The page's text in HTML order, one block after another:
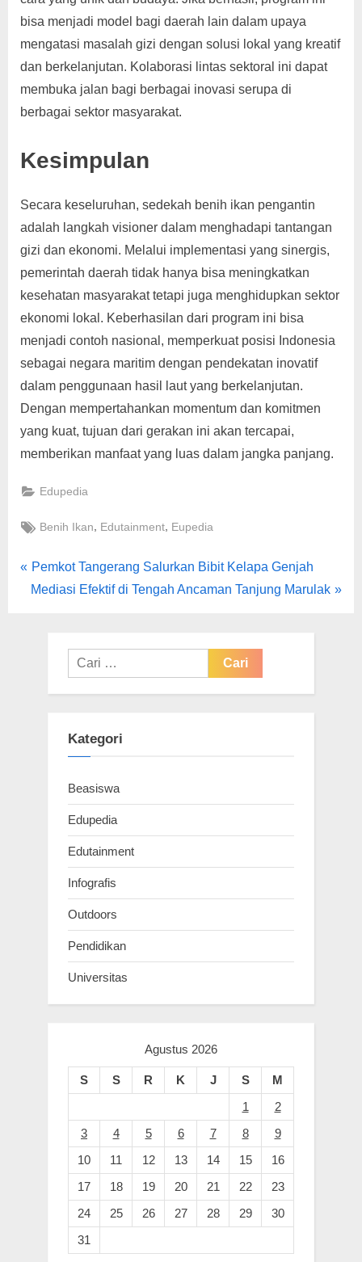
bisa menjadi model bagi daerah lain dalam upaya
mengatasi masalah gizi dengan solusi lokal yang kreatif
dan berkelanjutan. Kolaborasi lintas sektoral ini dapat
membuka jalan bagi berbagai inovasi serupa di
berbagai sektor masyarakat.
Kesimpulan
Secara keseluruhan, sedekah benih ikan pengantin
adalah langkah visioner dalam menghadapi tantangan
gizi dan ekonomi. Melalui implementasi yang sinergis,
pemerintah daerah tidak hanya bisa meningkatkan
kesehatan masyarakat tetapi juga menghidupkan sektor
ekonomi lokal. Keberhasilan dari program ini bisa
menjadi contoh nasional, memperkuat posisi Indonesia
sebagai negara maritim dengan pendekatan inovatif
dalam penggunaan hasil laut yang berkelanjutan.
Dengan mempertahankan momentum dan komitmen
yang kuat, tujuan dari gerakan ini akan tercapai,
memberikan manfaat yang luas dalam jangka panjang.
Edupedia
Tags:
Benih Ikan, Edutainment, Eupedia
Navigasi
P
r
Pemkot Tangerang Salurkan Bibit Kelapa Genjah
N
Mediasi Efektif di Tengah Ancaman Tanjung Marulak
Cari
untuk:
Kategori
Beasiswa
Edupedia
Edutainment
Infografis
Outdoors
Pendidikan
Universitas
Agustus 2026
S S R K J S
M
1
2
3
4 5 6 7 8
9
10
11 12 13 14 15
16
17
18 19 20 21 22
23
24
25 26 27 28 29
30
31